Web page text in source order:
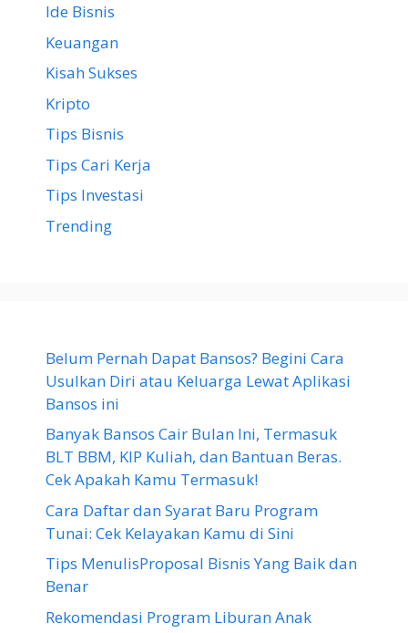
Ide Bisnis
Keuangan
Kisah Sukses
Kripto
Tips Bisnis
Tips Cari Kerja
Tips Investasi
Trending
Belum Pernah Dapat Bansos? Begini Cara
Usulkan Diri atau Keluarga Lewat Aplikasi
Bansos ini
Banyak Bansos Cair Bulan Ini, Termasuk
BLT BBM, KIP Kuliah, dan Bantuan Beras.
Cek Apakah Kamu Termasuk!
Cara Daftar dan Syarat Baru Program
Tunai: Cek Kelayakan Kamu di Sini
Tips MenulisProposal Bisnis Yang Baik dan
Benar
Rekomendasi Program Liburan Anak